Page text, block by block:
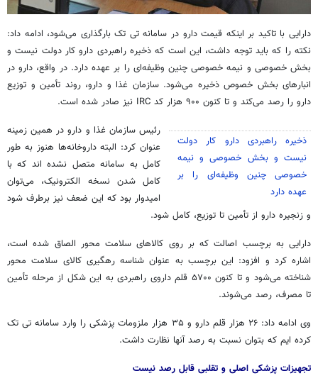
دارایی با تاکید بر اینکه قیمت دارو در سامانهتی تک بارگذاری می‌شود، ادامه داد:
نکته را که باید توجه داشت، این است که ذخیره راهبردی دارو کار دولت نیست و
بخش خصوصی و نیمه خصوصی چنین وظیفه‌ای را بر عهده دارد. در واقع، دارو در
انبارهای بخش خصوص ذخیره می‌شود. سازمان غذا و دارو، روند تأمین و توزیع
دارو را رصد می‌کند و تا کنون ۹۰۰ هزار کد IRC نیز صادر شده است.
ذخیره راهبردی دارو کار دولت
نیست و بخش خصوصی و نیمه
خصوصی چنین وظیفه‌ای را بر
عهده دارد
رئیس سازمان غذا و دارو در همین زمینه
عنوان کرد: البته داروخانه‌ها هنوز به طور
کامل به سامانه متصل نشده اند که با
کامل شدن نسخه الکترونیک، می‌توان
امیدوار بود که این ضعف نیز برطرف شود
و زنجیره دارو از تأمین تا توزیع، کامل شود.
دارایی به برچسب اصالت که بر روی کالاهای سلامت محور الصاق شده است،
اشاره کرد و افزود: این برچسب به عنوان شناسه رهگیری کالای سلامت محور
شناخته می‌شود و تا کنون ۵۷۰۰ قلم داروی راهبردی به این شکل از مرحله تأمین
تا مصرف، رصد می‌شوند.
وی ادامه داد: ۲۶ هزار قلم دارو و ۳۵ هزار ملزومات پزشکی را وارد سامانه
تیتک
کرده ایم که بتوان نسبت به رصد آنها نظارت داشت.
تجهیزات پزشکی اصلی و تقلبی قابل رصد نیست